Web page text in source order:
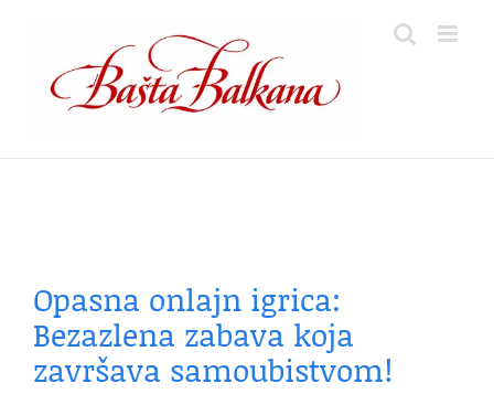
content
Opasna onlajn igrica:
Bezazlena zabava koja
završava samoubistvom!